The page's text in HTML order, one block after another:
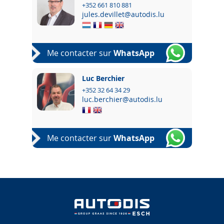
+352 661 810 881
jules.devillet@autodis.lu
Me contacter surWhatsApp
Luc Berchier
+352 32 64 34 29
luc.berchier@autodis.lu
Me contacter surWhatsApp